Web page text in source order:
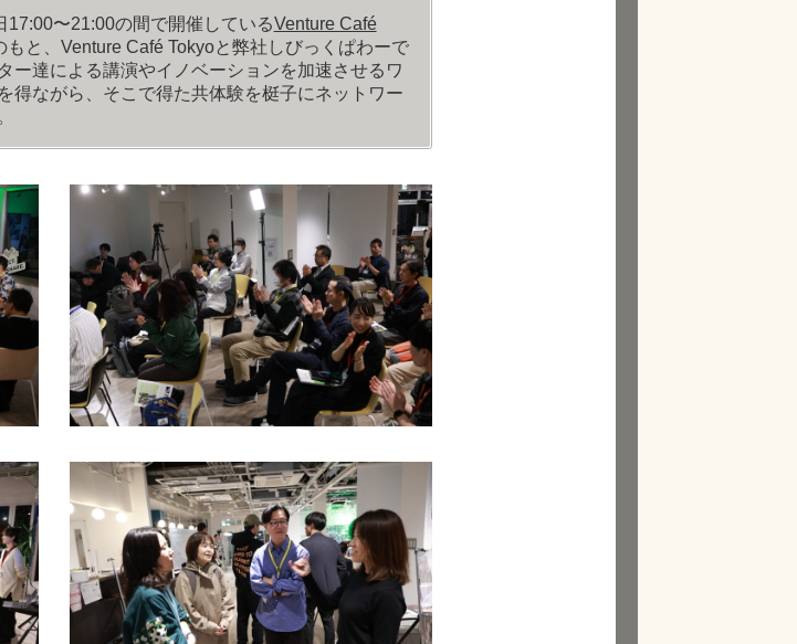
17:00〜21:00の間で開催しているVenture Café
と、Venture Café Tokyoと弊社しびっくぱわーで
ー達による講演やイノベーションを加速させるワ
得ながら、そこで得た共体験を梃子にネットワー